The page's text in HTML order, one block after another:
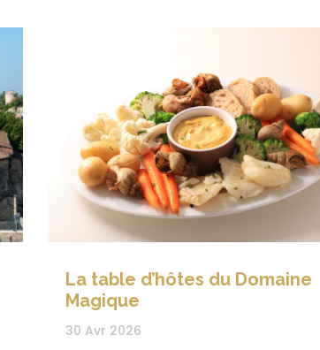
La table d’hôtes du Domaine
Magique
30 Avr 2026